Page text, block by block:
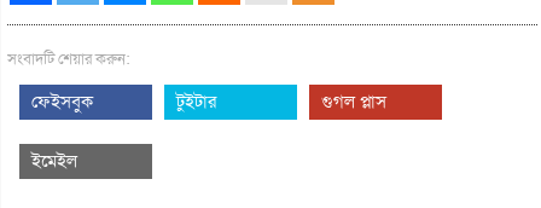
সংবাদটি শেয়ার করুন:
ফেইসবুক টুইটার গুগল প্লাস
ইমেইল